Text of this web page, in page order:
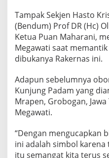
t
i
B
u
k
a
a
k
e
r
s
P
D
Tampak Sekjen Hasto
(Bendum) Prof DR (Hc)
Ketua Puan Maharani,
Megawati saat
dibukanya Rakernas ini.
Adapun sebelumnya
Kunjung Padam yang
Mrapen, Grobogan,
Megawati.
“Dengan mengucapkan
ini adalah simbol
itu semangat kita terus